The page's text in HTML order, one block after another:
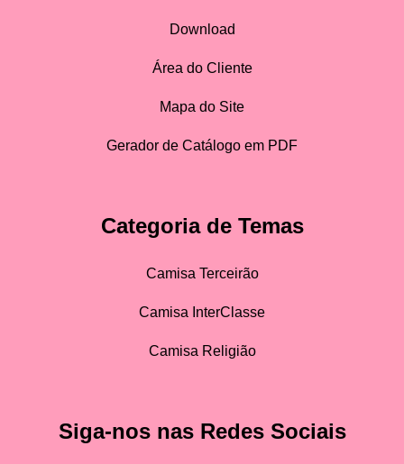
Download
Área do Cliente
Mapa do Site
Gerador de Catálogo em PDF
Categoria de Temas
Camisa Terceirão
Camisa InterClasse
Camisa Religião
Siga-nos nas Redes Sociais